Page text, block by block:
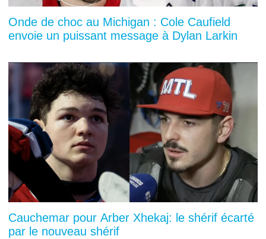
Onde de choc au Michigan : Cole Caufield
envoie un puissant message à Dylan Larkin
Cauchemar pour Arber Xhekaj: le shérif écarté
par le nouveau shérif